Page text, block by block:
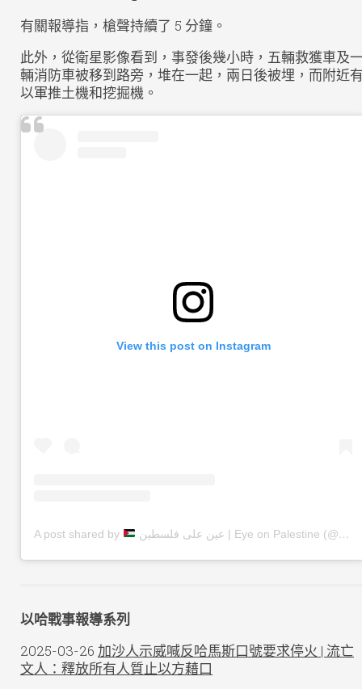
有關報導指，槍聲持續了 5 分鐘。
此外，從衛星影像看到，事發後幾小時，五輛救獲車及
輛消防車被移到路旁，堆在一起，兩日後被埋，而附近
以軍推土機和挖掘機。
View this post on Instagram
A post shared by عين على فلسطين | Eye on Palestine (@eye.on.palestine)
以哈戰事報導系列
2025-03-26 加沙人示威喊反哈馬斯口號要求停火 | 流亡
文人：釋放所有人質止以方藉口